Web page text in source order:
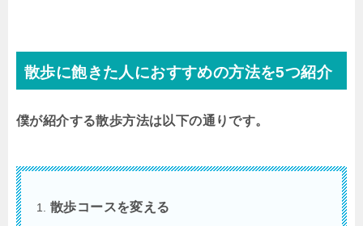
散歩に飽きた人におすすめの方法を5つ紹介
僕が紹介する散歩方法は以下の通りです。
散歩コースを変える